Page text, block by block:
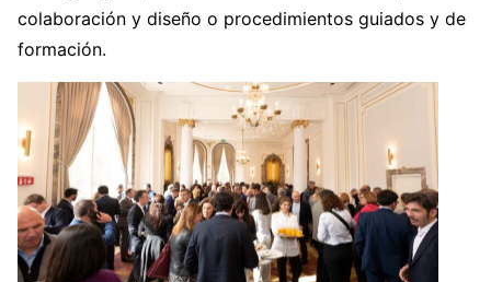
colaboración y diseño o procedimientos guiados y de
formación.